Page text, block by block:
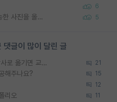
6
정보보안 연구하는 입장에선 식별가능한 사진을 올리는건 비추이긴함 5
글이 많이 달린 글
SSH 박사과정을 그만두고 지방대 박사로 옮기면 교수의 꿈은 끝일까요? 21
해주나요? 15
12
리오 11